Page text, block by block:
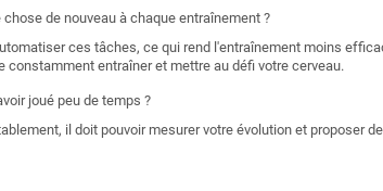
de nouveau à chaque entraînement ?
ces tâches, ce qui rend l'entraînement moins
entraîner et mettre au défi votre cerveau.
joué peu de temps ?
il doit pouvoir mesurer votre évolution et proposer